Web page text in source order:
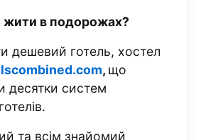
жити в подорожах?
дешевий готель, хостел
, що
десятки систем
та всім знайомий